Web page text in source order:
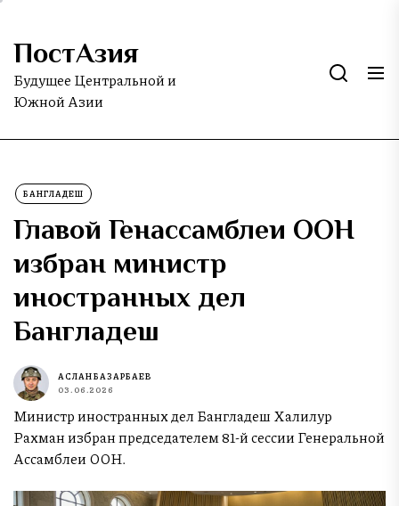
Skip
the
content
ПостАзия
Будущее Центральной и
Южной Азии
БАНГЛАДЕШ
Главой Генассамблеи ООН
избран министр
иностранных дел
Бангладеш
АСЛАН БАЗАРБАЕВ
03.06.2026
Министр иностранных дел Бангладеш Халилур
Рахман избран председателем 81-й сессии Генеральной
Ассамблеи ООН.